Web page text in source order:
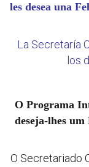
les desea una
La Secretaría
los
O Programa
deseja-lhes
O Secretariado